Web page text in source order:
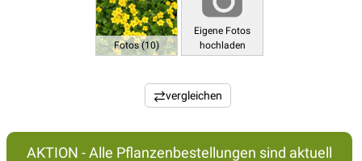
Fotos (10)
Eigene Fotos
hochladen
vergleichen
AKTION - Alle Pflanzenbestellungen sind aktuell